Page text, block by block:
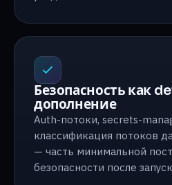
Безопасность как
дополнение
Auth-потоки, secrets-
классификация потоков
— часть минимальной
безопасности после